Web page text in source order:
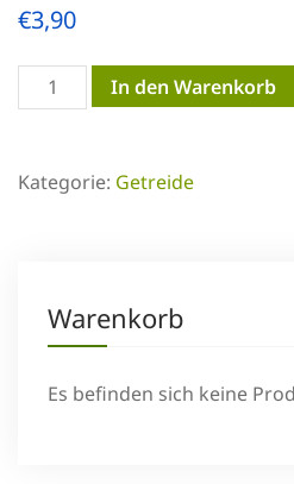
€3,90
Gerste
Menge
In den Warenkorb
Kategorie: Getreide
Warenkorb
Es befinden sich keine